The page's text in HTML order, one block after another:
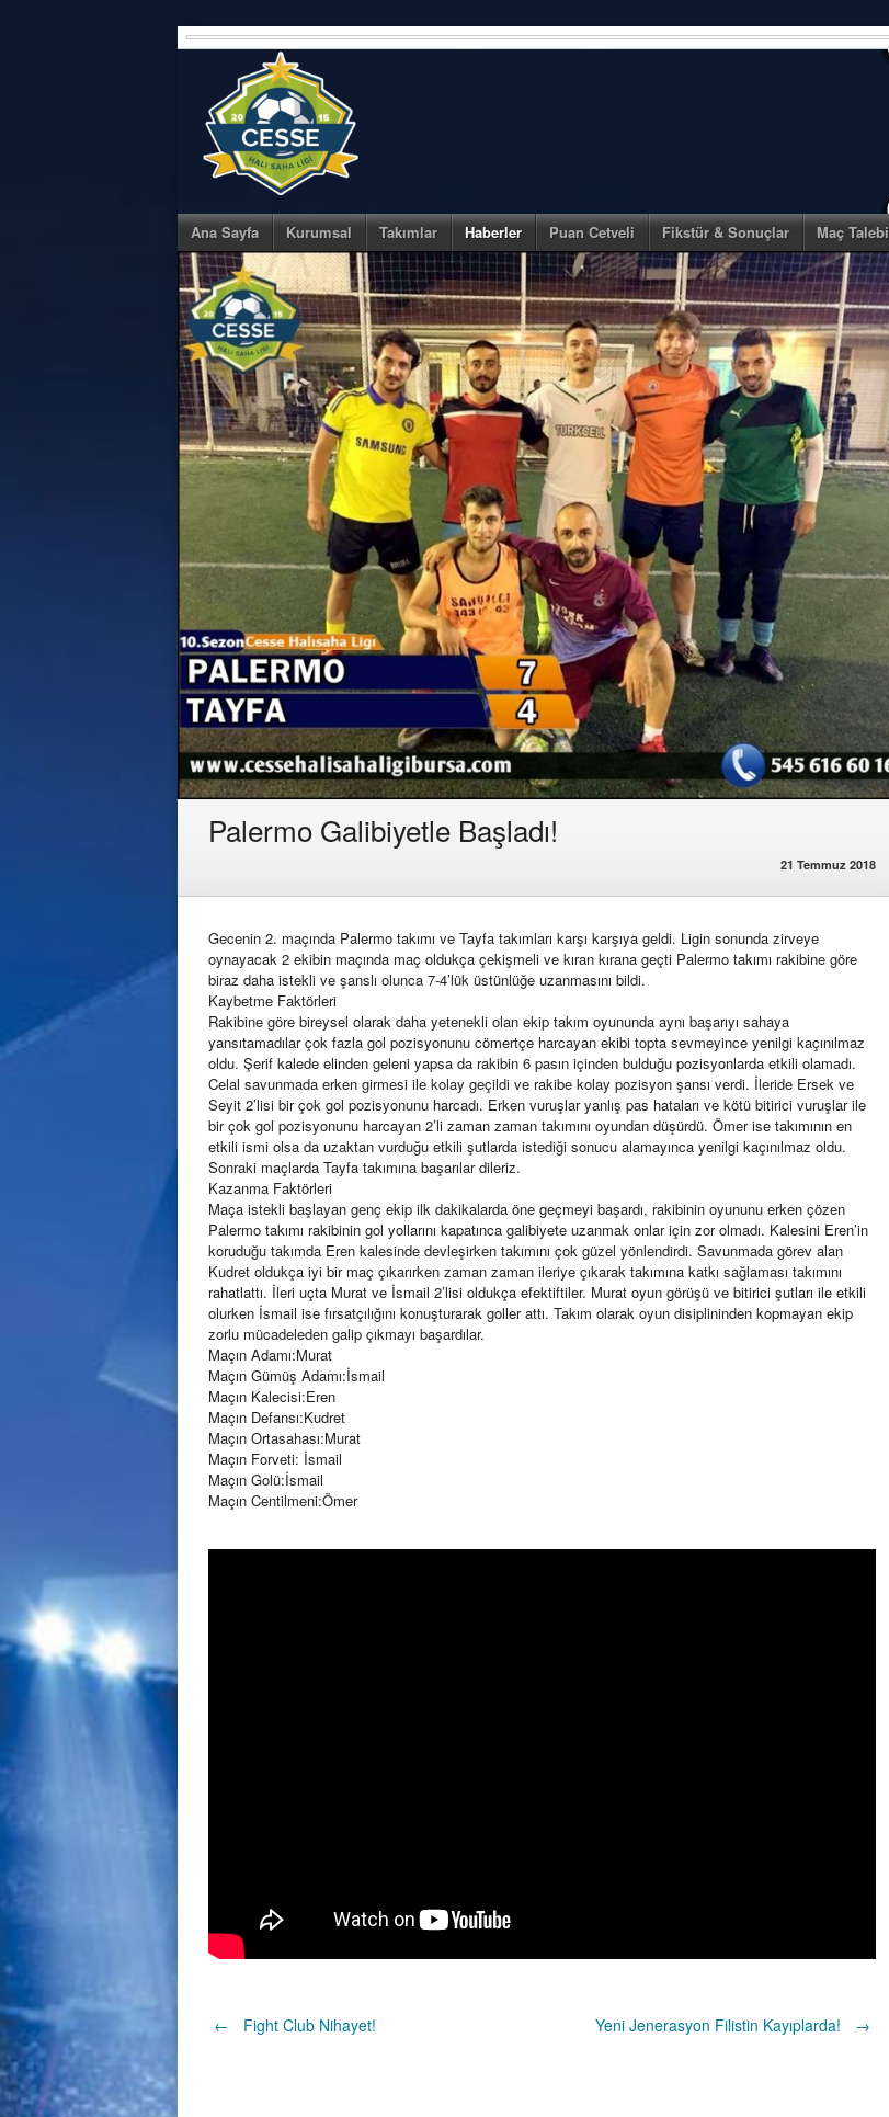
Skip
to
Ana Sayfa Kurumsal Takımlar Haberler Puan Cetveli Fikstür & Sonuçlar Maç Talebi
Palermo Galibiyetle Başladı!
21 Temmuz 2018
Gecenin 2. maçında Palermo takımı ve Tayfa takımları karşı karşıya geldi. Ligin sonunda zirveye
oynayacak 2 ekibin maçında maç oldukça çekişmeli ve kıran kırana geçti Palermo takımı rakibine göre
biraz daha istekli ve şanslı olunca 7-4’lük üstünlüğe uzanmasını bildi.
Kaybetme Faktörleri
Rakibine göre bireysel olarak daha yetenekli olan ekip takım oyununda aynı başarıyı sahaya
yansıtamadılar çok fazla gol pozisyonunu cömertçe harcayan ekibi topta sevmeyince yenilgi kaçınılmaz
oldu. Şerif kalede elinden geleni yapsa da rakibin 6 pasın içinden bulduğu pozisyonlarda etkili olamadı.
Celal savunmada erken girmesi ile kolay geçildi ve rakibe kolay pozisyon şansı verdi. İleride Ersek ve
Seyit 2’lisi bir çok gol pozisyonunu harcadı. Erken vuruşlar yanlış pas hataları ve kötü bitirici vuruşlar ile
bir çok gol pozisyonunu harcayan 2’li zaman zaman takımını oyundan düşürdü. Ömer ise takımının en
etkili ismi olsa da uzaktan vurduğu etkili şutlarda istediği sonucu alamayınca yenilgi kaçınılmaz oldu.
Sonraki maçlarda Tayfa takımına başarılar dileriz.
Kazanma Faktörleri
Maça istekli başlayan genç ekip ilk dakikalarda öne geçmeyi başardı, rakibinin oyununu erken çözen
Palermo takımı rakibinin gol yollarını kapatınca galibiyete uzanmak onlar için zor olmadı. Kalesini Eren’in
koruduğu takımda Eren kalesinde devleşirken takımını çok güzel yönlendirdi. Savunmada görev alan
Kudret oldukça iyi bir maç çıkarırken zaman zaman ileriye çıkarak takımına katkı sağlaması takımını
rahatlattı. İleri uçta Murat ve İsmail 2’lisi oldukça efektiftiler. Murat oyun görüşü ve bitirici şutları ile etkili
olurken İsmail ise fırsatçılığını konuşturarak goller attı. Takım olarak oyun disiplininden kopmayan ekip
zorlu mücadeleden galip çıkmayı başardılar.
Maçın Adamı:Murat
Maçın Gümüş Adamı:İsmail
Maçın Kalecisi:Eren
Maçın Defansı:Kudret
Maçın Ortasahası:Murat
Maçın Forveti: İsmail
Maçın Golü:İsmail
Maçın Centilmeni:Ömer
Post
← Fight Club Nihayet! Yeni Jenerasyon Filistin Kayıplarda! →